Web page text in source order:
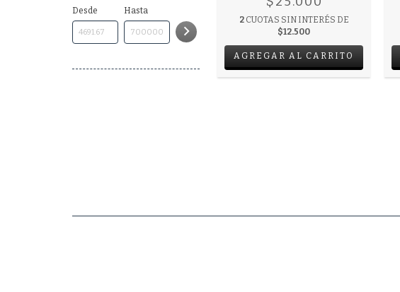
Desde Hasta
2 CUOTAS SIN INTERÉS DE
$12.500
AGREGAR AL CARRITO